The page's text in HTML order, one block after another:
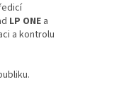
LP ONEa
a kontrolu